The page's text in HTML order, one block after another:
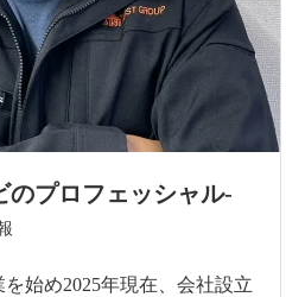
のプロフェッシャル-
始め2025年現在、会社設立